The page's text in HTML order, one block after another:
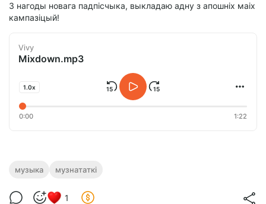
З нагоды новага падпісчыка, выкладаю адну з апошніх маіх
кампазіцый!
Vivy
Mixdown.mp3
1.0x
0:00 1:22
музыка музнататкі
1